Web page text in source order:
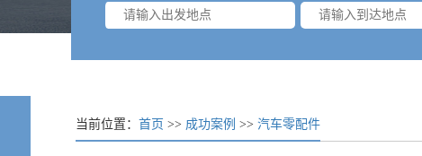
当前位置：首页 >> 成功案例 >>汽车零配件